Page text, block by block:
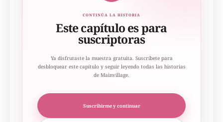
CONTINÚA LA HISTORIA
Este capítulo es para
suscriptoras
Ya disfrutaste la muestra gratuita. Suscríbete para
desbloquear este capítulo y seguir leyendo todas las historias
de Mainvillage.
Suscribirme y continuar